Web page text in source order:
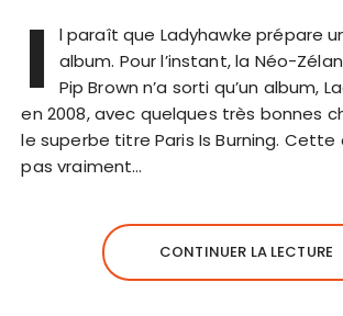
I
l paraît que Ladyhawke prépare
album. Pour l’instant, la Néo-
Pip Brown n’a sorti qu’un album,
en 2008, avec quelques très bonnes
le superbe titre Paris Is Burning. Cette
pas vraiment…
CONTINUER LA LECTURE